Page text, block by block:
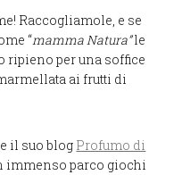
Raccogliamole, e se
“mamma Natura”le
ripieno per una soffice
ai frutti di
il suo blog Profumo di
immenso parco giochi